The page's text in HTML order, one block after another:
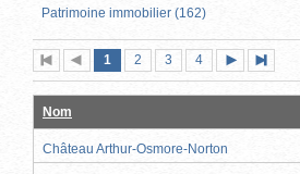
Patrimoine immobilier (162)
Première
page
Page
précédente
Page
1 (page
actuelle)
Page
2 Page
3 Page
4
suivante
page
Nom
Château Arthur-Osmore-Norton